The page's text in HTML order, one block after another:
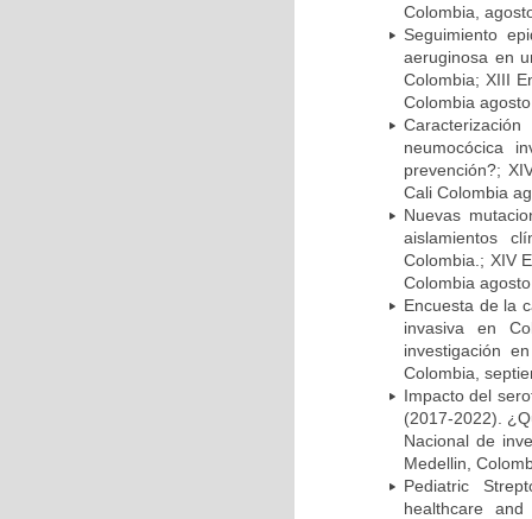
Colombia,
Seguimiento
aeruginosa en
Colombia; XIII
Colombia
neumocócica
prevención?;
Cali Colombia
Nuevas
aislamientos
Colombia.; XIV
Colombia
Encuesta de la
invasiva en
investigación
Colombia,
Impacto del
(2017-2022).
Nacional de
Medellin,
Pediatric
healthcare and